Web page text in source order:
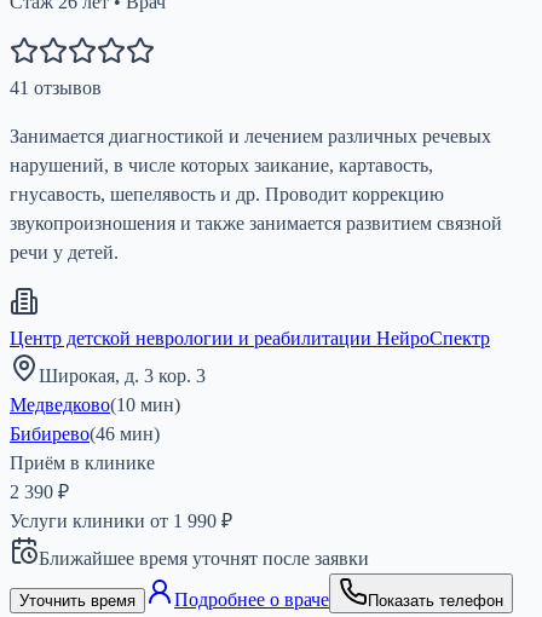
41 отзывов
Занимается диагностикой и лечением различных речевых
нарушений, в числе которых заикание, картавость,
гнусавость, шепелявость и др. Проводит коррекцию
звукопроизношения и также занимается развитием связной
речи у детей.
Центр детской неврологии и реабилитации НейроСпектр
Широкая, д. 3 кор. 3
Медведково(10 мин)
Бибирево(46 мин)
Приём в клинике
2 390 ₽
Услуги клиники от 1 990 ₽
Ближайшее время уточнят после заявки
Уточнить время Подробнее о враче Показать телефон